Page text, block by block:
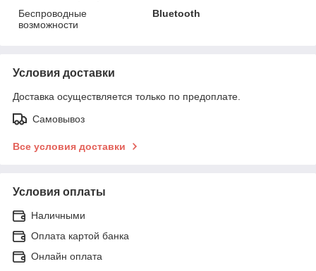
Беспроводные
возможности
Bluetooth
Условия доставки
Доставка осуществляется только по предоплате.
Самовывоз
Все условия доставки
Условия оплаты
Наличными
Оплата картой банка
Онлайн оплата